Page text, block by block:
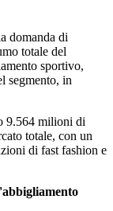
domanda di
totale del
sportivo,
segmento, in
9.564 milioni di
totale, con un
di fast fashion e